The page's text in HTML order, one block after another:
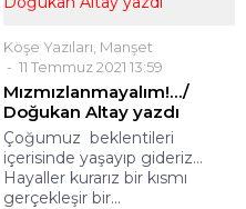
Köşe Yazıları Manşet
11 Temmuz 2021 13:59
Mızmızlanmayalım!…/
Doğukan Altay yazdı
Çoğumuz beklentileri
içerisinde yaşayıp gideriz…
Hayaller kurarız bir kısmı
gerçekleşir bir...